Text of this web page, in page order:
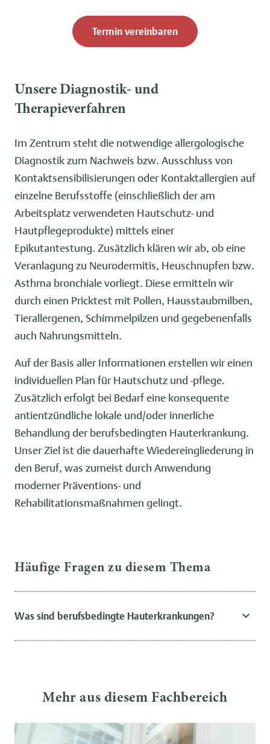
Termin vereinbaren
Unsere Diagnostik- und
Therapieverfahren
Im Zentrum steht die notwendige allergologische
Diagnostik zum Nachweis bzw. Ausschluss von
Kontaktsensibilisierungen oder Kontaktallergien auf
einzelne Berufsstoffe (einschließlich der am
Arbeitsplatz verwendeten Hautschutz- und
Hautpflegeprodukte) mittels einer
Epikutantestung. Zusätzlich klären wir ab, ob eine
Veranlagung zu Neurodermitis, Heuschnupfen bzw.
Asthma bronchiale vorliegt. Diese ermitteln wir
durch einen Pricktest mit Pollen, Hausstaubmilben,
Tierallergenen, Schimmelpilzen und gegebenenfalls
auch Nahrungsmitteln.
Auf der Basis aller Informationen erstellen wir einen
individuellen Plan für Hautschutz und -pflege.
Zusätzlich erfolgt bei Bedarf eine konsequente
antientzündliche lokale und/oder innerliche
Behandlung der berufsbedingten Hauterkrankung.
Unser Ziel ist die dauerhafte Wiedereingliederung in
den Beruf, was zumeist durch Anwendung
moderner Präventions- und
Rehabilitationsmaßnahmen gelingt.
Häufige Fragen zu diesem Thema
Was sind berufsbedingte Hauterkrankungen?
Mehr aus diesem Fachbereich